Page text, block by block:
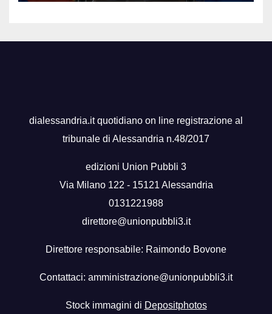
dialessandria.it quotidiano on line registrazione al
tribunale di Alessandria n.48/2017
edizioni Union Pubbli 3
Via Milano 122 - 15121 Alessandria
0131221988
direttore@unionpubbli3.it
Direttore responsabile: Raimondo Bovone
Contattaci: amministrazione@unionpubbli3.it
Stock immagini di Depositphotos